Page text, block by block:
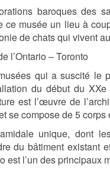
baroques des
ce musée un lieu à
de chats qui vivent
l’Ontario – Toronto
qui a suscité
du début du
est l’œuvre de
se compose de 5 corps
unique, dont
du bâtiment
est l’un des